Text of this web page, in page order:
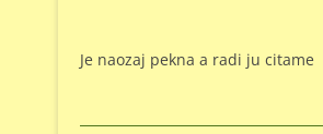
Je naozaj pekna a radi ju citame